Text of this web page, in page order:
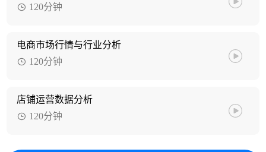
120分钟
电商市场行情与行业分析
120分钟
店铺运营数据分析
120分钟